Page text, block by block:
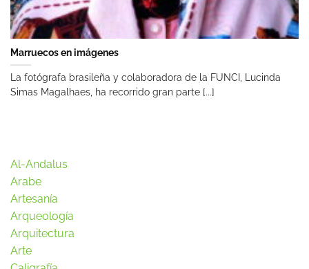
Marruecos en imágenes
La fotógrafa brasileña y colaboradora de la FUNCI, Lucinda
Simas Magalhaes, ha recorrido gran parte [...]
Al-Andalus
Arabe
Artesanía
Arqueología
Arquitectura
Arte